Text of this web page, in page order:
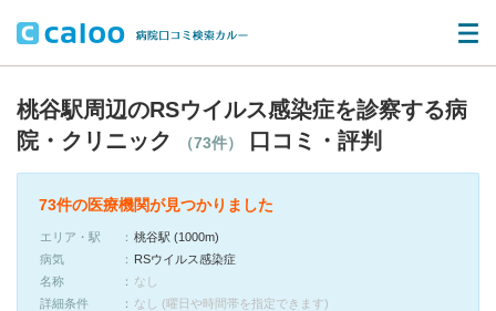
桃谷駅周辺のRSウイルス感染症を診察する病
院・クリニック
（73件） 口コミ・評判
73件の医療機関が見つかりました
エリア・駅
桃谷駅 (1000m)
病気
RSウイルス感染症
名称
なし
詳細条件
なし (曜日や時間帯を指定できます)